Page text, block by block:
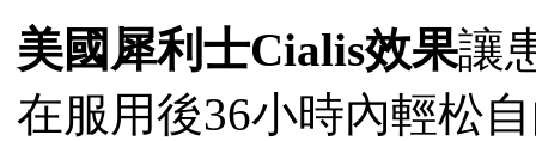
美國犀利士Cialis效果讓
在服用後36小時內輕松